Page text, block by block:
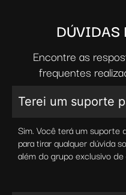
DÚVIDAS
Encontre as
frequentes
Terei um suporte
Sim. Você terá um suporte
para tirar qualquer dúvida
além do grupo exclusivo de